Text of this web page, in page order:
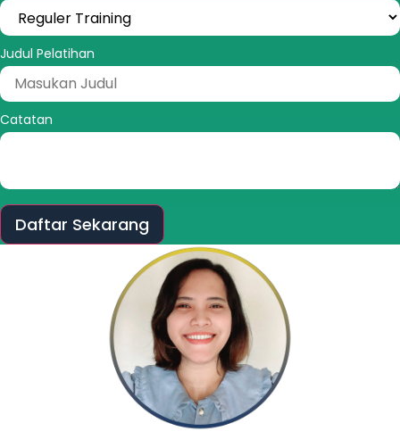
Judul Pelatihan
Catatan
Daftar Sekarang